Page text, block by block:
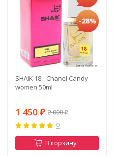
-28%
SHAIK 18 - Chanel Candy
women 50ml
1 450 ₽ 2 000₽
0
В корзину